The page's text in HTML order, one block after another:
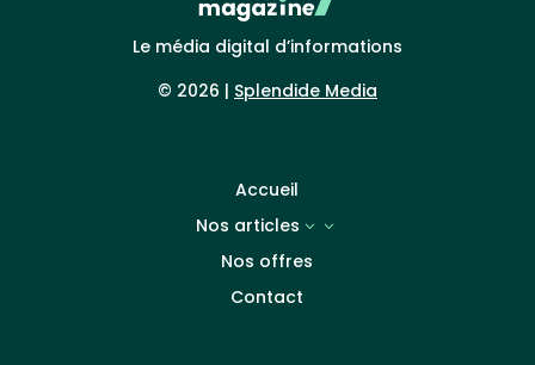
Le média digital d’informations
© 2026 | Splendide Media
Accueil
Nos articles
3
Nos offres
Contact